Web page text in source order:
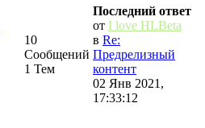
10
Сообщений
1 Тем
Последний ответ
от I love HLBeta
в Re:
Предрелизный
контент
02 Янв 2021,
17:33:12